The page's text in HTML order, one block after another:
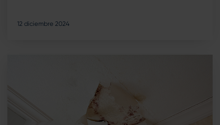
12 diciembre 2024